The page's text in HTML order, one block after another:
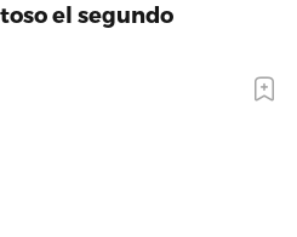
el segundo